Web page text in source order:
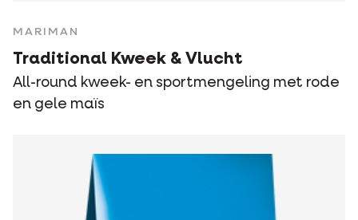
MARIMAN
Traditional Kweek & Vlucht
All-round kweek- en sportmengeling met rode
en gele maïs